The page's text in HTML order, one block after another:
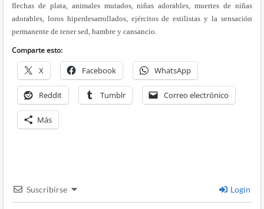
flechas de plata, animales mutados, niñas adorables, muertes de niñas
adorables, loros hiperdesarrollados, ejércitos de estilistas y la sensación
permanente de tener sed, hambre y cansancio.
Comparte esto:
X Facebook WhatsApp
Reddit Tumblr Correo electrónico
Más
Suscribirse Login